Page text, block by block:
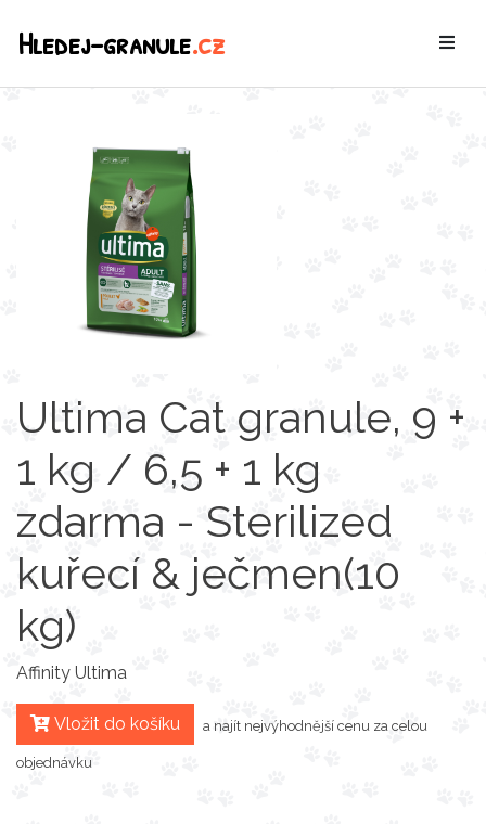
Hledej-granule.cz
Ultima Cat granule, 9 +
1 kg / 6,5 + 1 kg
zdarma - Sterilized
kuřecí & ječmen(10
kg)
Affinity Ultima
Vložit do košíku a najít nejvýhodnější cenu za celou
objednávku